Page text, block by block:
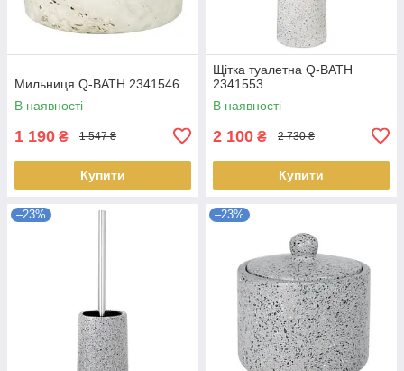
Мильниця Q-BATH 2341546
В наявності
1 190 ₴ 1 547 ₴
Купити
Щітка туалетна Q-BATH
2341553
В наявності
2 100 ₴ 2 730 ₴
Купити
–23% –23%